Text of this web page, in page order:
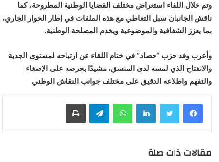
وتم خلال اللقاء استعراض مختلف القضايا الوطنية المطروحة، كما
ناقش الجانبان سبل التعاطي مع هذه الملفات في إطار الحوار الجاري،
بما يعزز الشفافية والموضوعية ويخدم المصلحة الوطنية.
وأعرب وفد حزب “حصاد” في ختام اللقاء عن ارتياحه لمستوى الجدية
والانفتاح الذي لمسه لدى المنسق، مشيدًا بحرصه على الإصغاء
والتفهم واطلاعه الدقيق على مختلف جوانب النقاش الوطني
لينكدإن واتساب
مقالات ذات صلة